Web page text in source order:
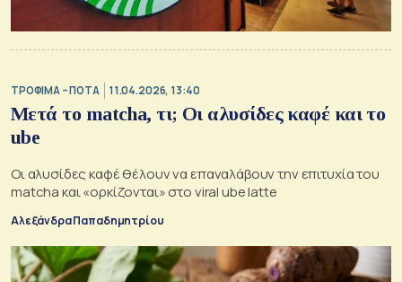
ΤΡΟΦΙΜΑ – ΠΟΤΑ 11.04.2026, 13:40
Μετά το matcha, τι; Οι αλυσίδες καφέ και το
ube
Οι αλυσίδες καφέ θέλουν να επαναλάβουν την επιτυχία του
matcha και «ορκίζονται» στο viral ube latte
Αλεξάνδρα Παπαδημητρίου